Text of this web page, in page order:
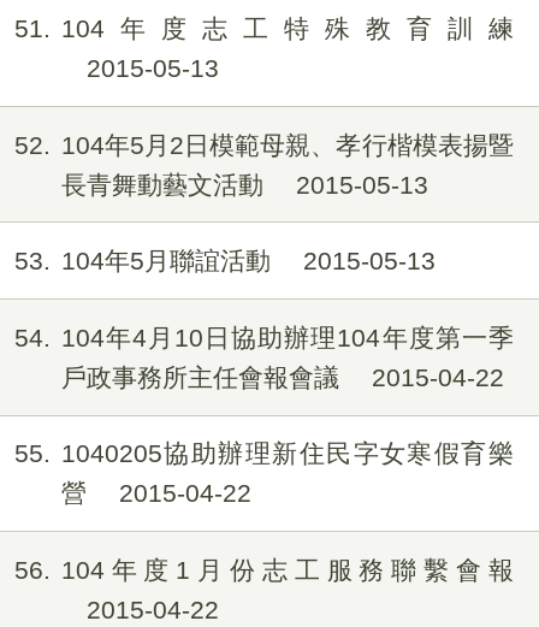
51
104年度志工特殊教育訓練
2015-05-13
52
104年5月2日模範母親、孝行楷模表揚暨
長青舞動藝文活動
2015-05-13
53 104年5月聯誼活動 2015-05-13
54
104年4月10日協助辦理104年度第一季
戶政事務所主任會報會議
2015-04-22
55
1040205協助辦理新住民字女寒假育樂
營
2015-04-22
56
104年度1月份志工服務聯繫會報
2015-04-22